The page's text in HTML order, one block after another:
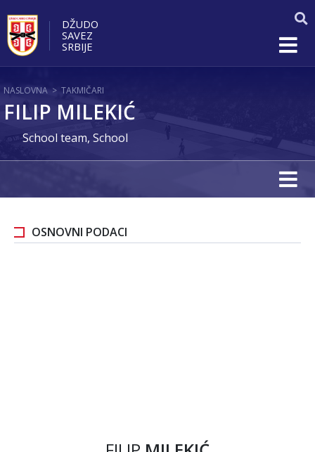
DŽUDO
SAVEZ
SRBIJE
NASLOVNA > TAKMIČARI
FILIP MILEKIĆ
School team, School
OSNOVNI PODACI